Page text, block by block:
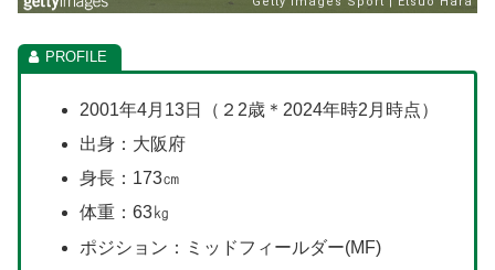
2001年4月13日（２2歳＊2024年時2月時点）
出身：大阪府
身長：173㎝
体重：63㎏
ポジション：ミッドフィールダー(MF)